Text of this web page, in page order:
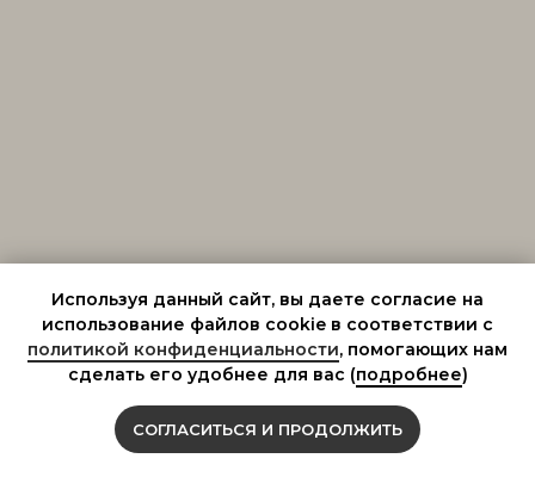
Используя данный сайт, вы даете согласие на
использование файлов cookie в соответствии с
политикой конфиденциальности, помогающих нам
сделать его удобнее для вас (подробнее)
СОГЛАСИТЬСЯ И ПРОДОЛЖИТЬ